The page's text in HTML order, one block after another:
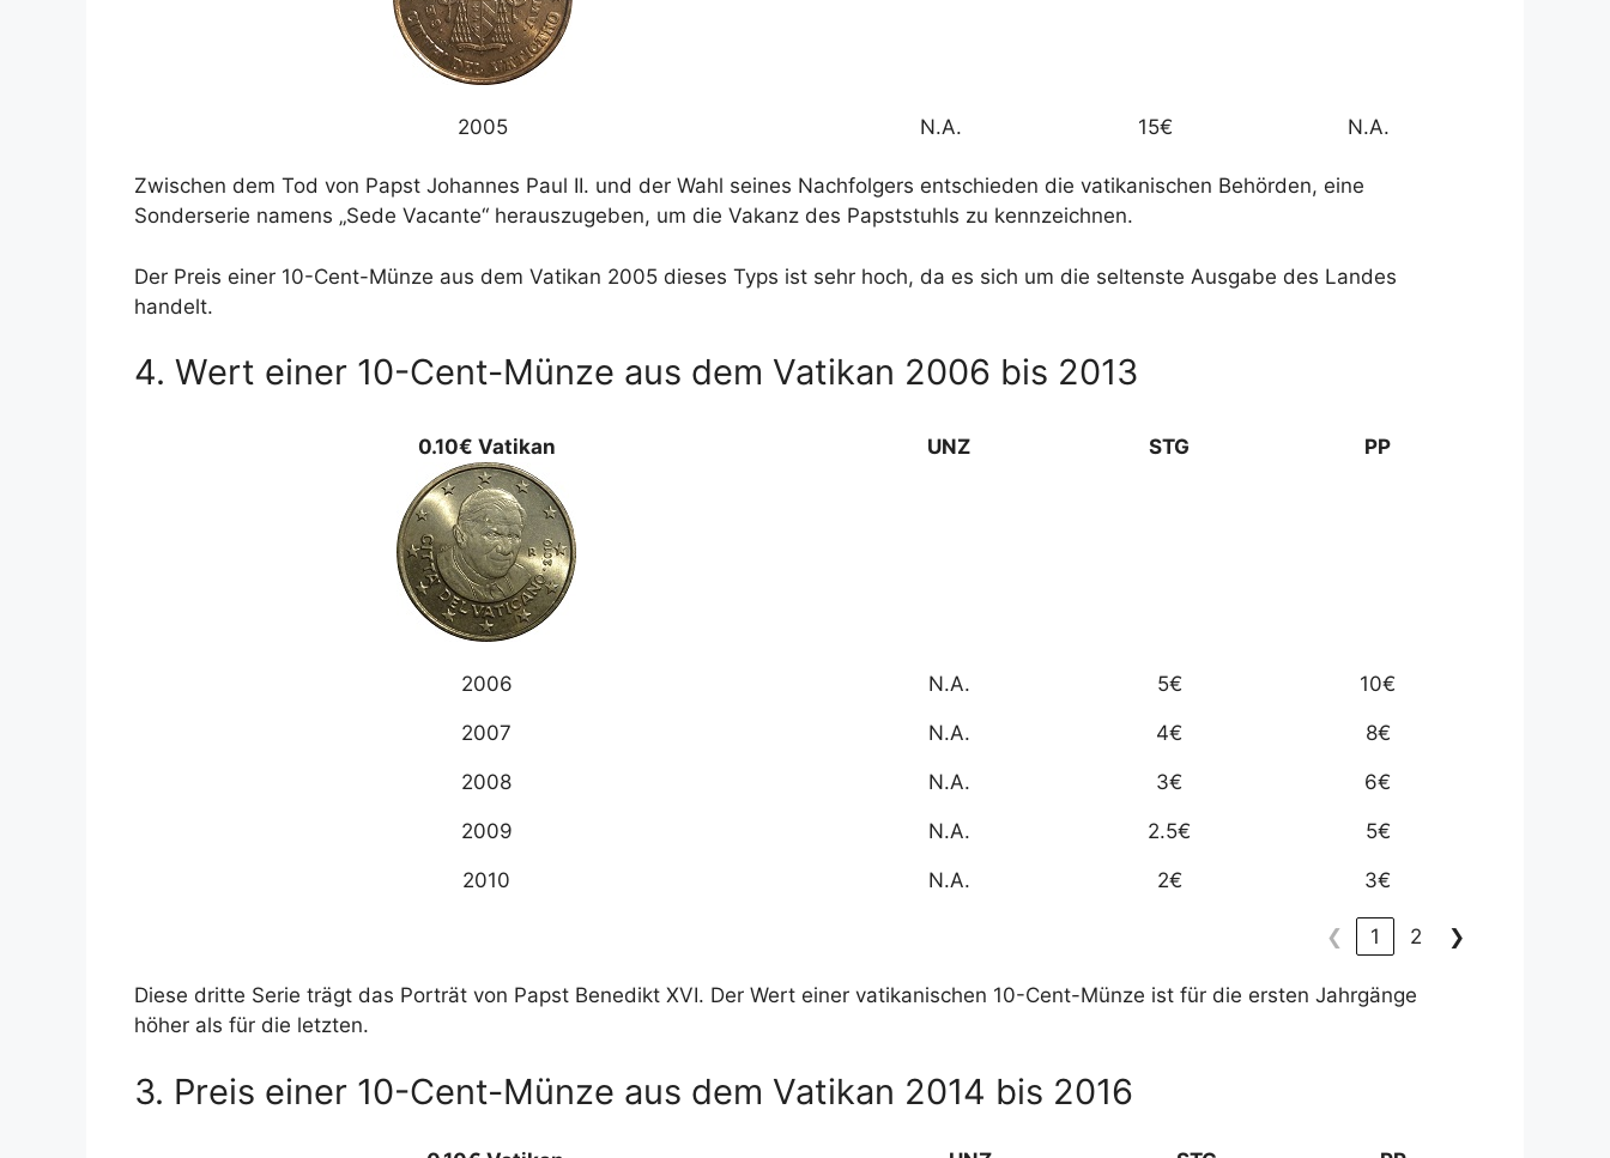
2005 N.A. 15€ N.A.
Zwischen dem Tod von Papst Johannes Paul II. und der Wahl seines Nachfolgers entschieden die vatikanischen Behörden, eine
Sonderserie namens „Sede Vacante“ herauszugeben, um die Vakanz des Papststuhls zu kennzeichnen.
Der Preis einer 10-Cent-Münze aus dem Vatikan 2005 dieses Typs ist sehr hoch, da es sich um die seltenste Ausgabe des Landes
handelt.
4. Wert einer 10-Cent-Münze aus dem Vatikan 2006 bis 2013
0.10€ Vatikan UNZ STG PP
2006 N.A. 5€ 10€
2007 N.A. 4€ 8€
2008 N.A. 3€ 6€
2009 N.A. 2.5€ 5€
2010 N.A. 2€ 3€
❮ 1 2 ❯
Diese dritte Serie trägt das Porträt von Papst Benedikt XVI. Der Wert einer vatikanischen 10-Cent-Münze ist für die ersten Jahrgänge
höher als für die letzten.
3. Preis einer 10-Cent-Münze aus dem Vatikan 2014 bis 2016